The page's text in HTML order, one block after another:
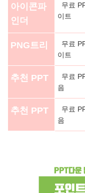
아이콘파
인더
무료
이트
PNG트리
무료
이트
추천 PPT
무료
음
추천 PPT
무료
음